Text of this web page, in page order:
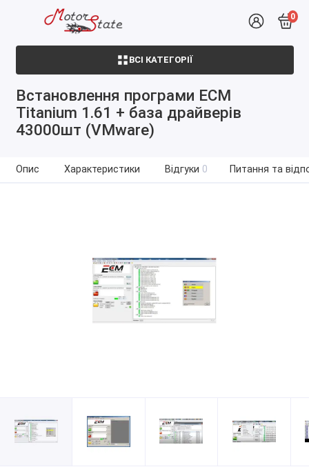
0
ВСІ КАТЕГОРІЇ
Встановлення програми ECM
Titanium 1.61 + база драйверів
43000шт (VMware)
Опис Характеристики Відгуки 0 Питання та